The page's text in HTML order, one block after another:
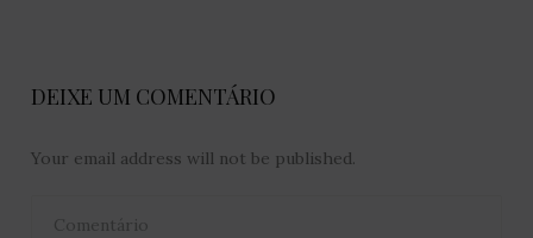
DEIXE UM COMENTÁRIO
Your email address will not be published.